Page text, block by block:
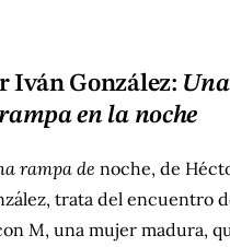
Iván González: Una
en la noche
rampa de noche, de
trata del encuentro
M, una mujer madura,